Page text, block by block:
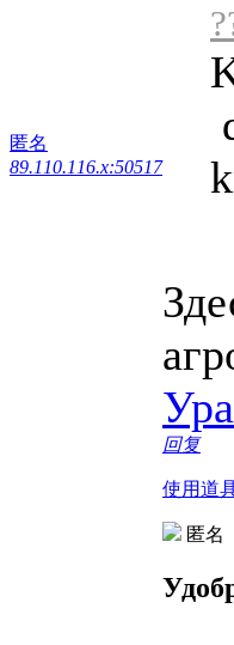
匿名
89.110.116.x:50517
回复
使用道
匿名